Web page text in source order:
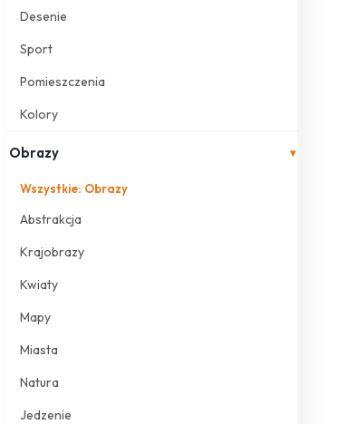
Desenie
Sport
Pomieszczenia
Kolory
Obrazy ▾
Wszystkie: Obrazy
Abstrakcja
Krajobrazy
Kwiaty
Mapy
Miasta
Natura
Jedzenie